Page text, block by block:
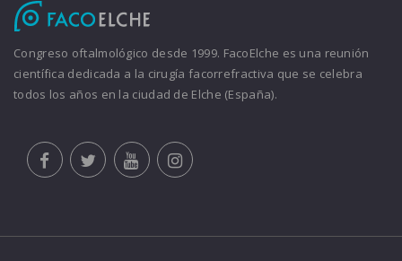
Congreso oftalmológico desde 1999. FacoElche es una reunión
científica dedicada a la cirugía facorrefractiva que se celebra
todos los años en la ciudad de Elche (España).